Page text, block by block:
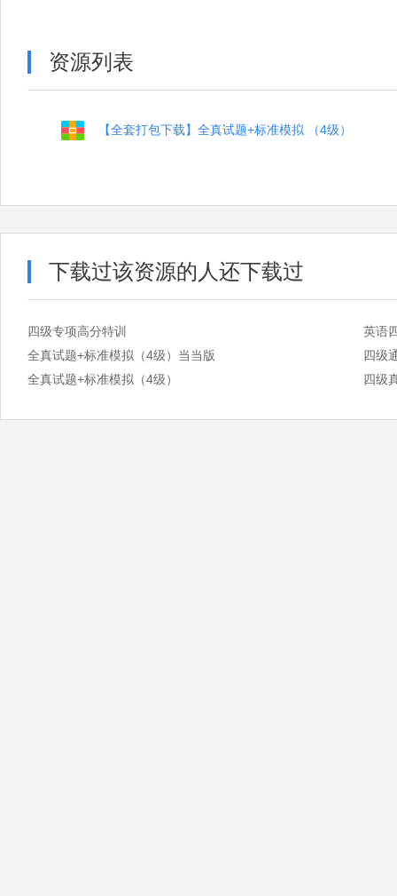
资源列表
【全套打包下载】全真试题+标准模拟 （4级）
下载过该资源的人还下载过
四级专项高分特训
英语
全真试题+标准模拟（4级）当当版
四级
全真试题+标准模拟（4级）
四级